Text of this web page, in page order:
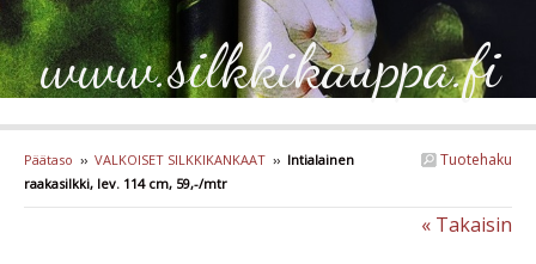
www.silkkikauppa.fi
Tuotehaku
Päätaso ›› VALKOISET SILKKIKANKAAT ›› Intialainen
raakasilkki, lev. 114 cm, 59,-/mtr
« Takaisin